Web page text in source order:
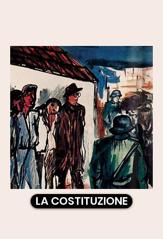
LA COSTITUZIONE